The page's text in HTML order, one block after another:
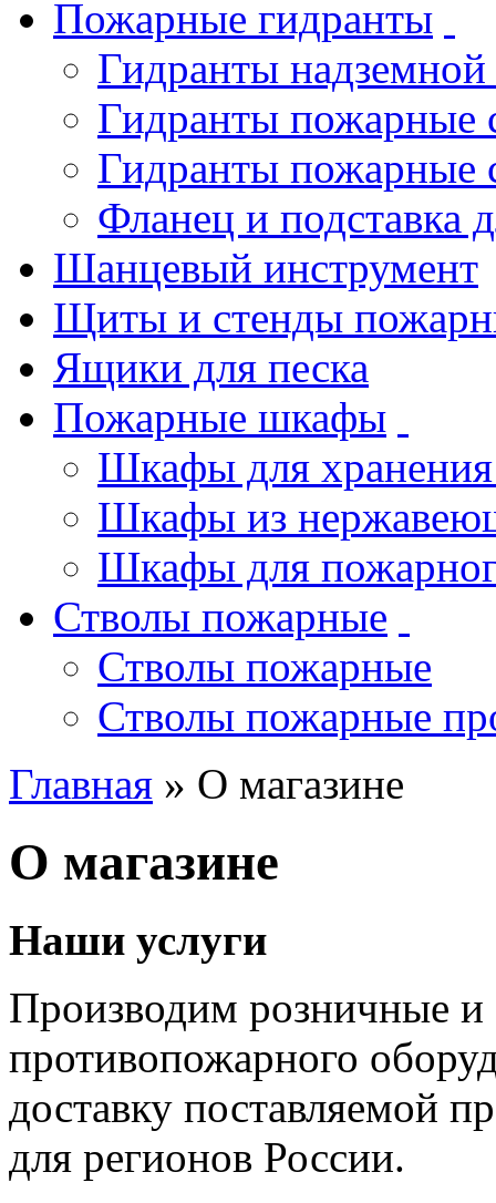
Пожарные гидранты
Гидранты
Гидранты пожарные
Гидранты пожарные
Фланец и подставка
Шанцевый инструмент
Щиты и стенды
Ящики для песка
Пожарные шкафы
Шкафы для хранения
Шкафы из
Шкафы для
Стволы пожарные
Стволы пожарные
Стволы пожарные
Главная » О магазине
О магазине
Наши услуги
Производим розничные и
противопожарного
доставку поставляемой
для регионов России.